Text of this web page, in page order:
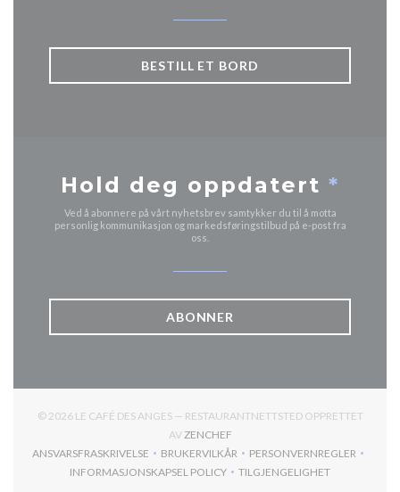
BESTILL ET BORD
Hold deg oppdatert *
Ved å abonnere på vårt nyhetsbrev samtykker du til å motta
personlig kommunikasjon og markedsføringstilbud på e-post fra
oss.
ABONNER
© 2026 LE CAFÉ DES ANGES — RESTAURANTNETTSTED OPPRETTET
AVZENCHEF((ÅPNER I ET NYTT VINDU))
ANSVARSFRASKRIVELSE
((ÅPNER I ET NYTT VINDU))
BRUKERVILKÅR
((ÅPNER I ET NYTT VINDU))
PERSONVERNREGLER
((ÅPNER I ET
INFORMASJONSKAPSEL POLICY
((ÅPNER I ET NYTT VINDU))
TILGJENGELIGHET
((ÅPNER I ET NYTT